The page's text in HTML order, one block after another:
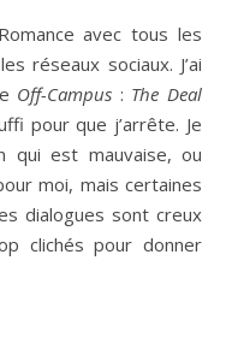
avec tous les
réseaux sociaux. J’ai
Off-Campus : The Deal
pour que j’arrête. Je
qui est mauvaise, ou
moi, mais certaines
dialogues sont creux
clichés pour donner